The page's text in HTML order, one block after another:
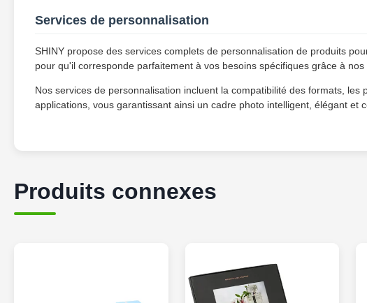
Services de personnalisation
SHINY propose des services complets de personnalisation de produits
pour qu'il corresponde parfaitement à vos besoins spécifiques grâce à
Nos services de personnalisation incluent la compatibilité des formats,
applications, vous garantissant ainsi un cadre photo intelligent, élégant et
Produits connexes